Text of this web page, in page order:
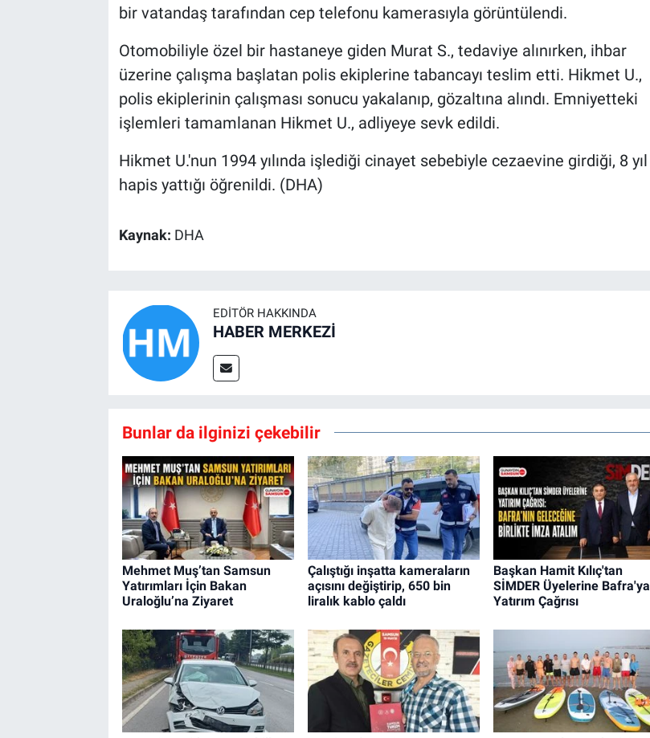
bir vatandaş tarafından cep telefonu kamerasıyla görüntülendi.
Otomobiliyle özel bir hastaneye giden Murat S., tedaviye alınırken, ihbar
üzerine çalışma başlatan polis ekiplerine tabancayı teslim etti. Hikmet U.,
polis ekiplerinin çalışması sonucu yakalanıp, gözaltına alındı. Emniyetteki
işlemleri tamamlanan Hikmet U., adliyeye sevk edildi.
Hikmet U.'nun 1994 yılında işlediği cinayet sebebiyle cezaevine girdiği, 8 yıl
hapis yattığı öğrenildi. (DHA)
Kaynak: DHA
EDITÖR HAKKINDA
HABER MERKEZİ
Bunlar da ilginizi çekebilir
Mehmet Muş’tan Samsun
Yatırımları İçin Bakan
Uraloğlu’na Ziyaret
Çalıştığı inşatta kameraların
açısını değiştirip, 650 bin
liralık kablo çaldı
Başkan Hamit Kılıç'tan
SİMDER Üyelerine Bafra'ya
Yatırım Çağrısı